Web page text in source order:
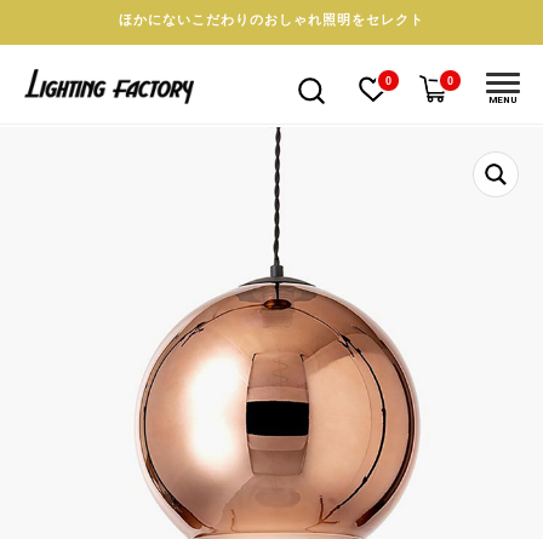
ほかにないこだわりのおしゃれ照明をセレクト
0 0
MENU